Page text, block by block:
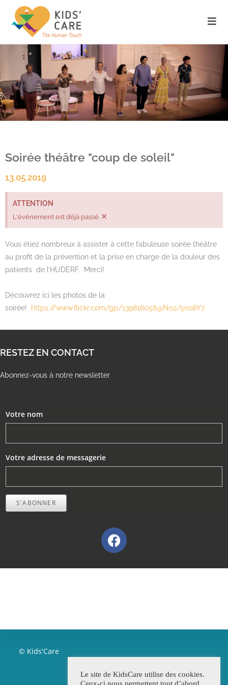
Soirée théâtre "coup de soleil"
13.05.2019
ATTENTION
L'événement est déjà passé. ×
Vous étiez nombreux à assister à cette fabuleuse soirée théâtre
au profit de la prévention et la prise en charge de la douleur des
patients de l’HUDERF. Merci!
Découvrez ici les photos de la
soirée!
https://www.flickr.com/gp/139816058@N02/5no8Y7
RESTEZ EN CONTACT
Abonnez-vous à notre newsletter
Votre nom
Votre adresse de messagerie
S'ABONNER
© Kids'Care
Le site de KidsCare utilise des cookies.